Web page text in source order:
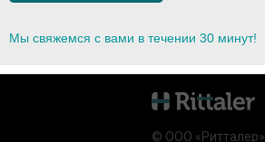
Мы свяжемся с вами в течении 30 минут!
© ООО «Ритталер»